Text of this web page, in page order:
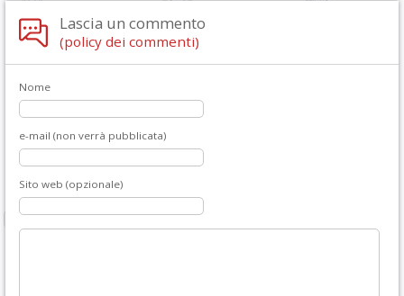
Lascia un commento
(policy dei commenti)
Nome
e-mail (non verrà pubblicata)
Sito web (opzionale)